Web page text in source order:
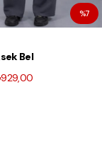
%7
Bel